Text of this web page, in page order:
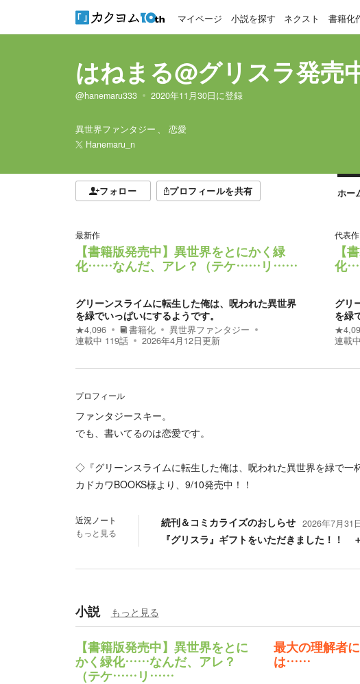
マイページ 小説を探す ネクスト 書籍化
はねまる@グリスラ発売
@hanemaru333 2020年11月30日に登録
異世界ファンタジー
恋愛
Hanemaru_n
フォロー プロフィールを共有 ホー
最新作
【書籍版発売中】異世界をとにかく緑
化……なんだ、アレ？（テケ……リ……
グリーンスライムに転生した俺は、呪われた異世界
を緑でいっぱいにするようです。
★4,096 書籍化
異世界ファンタジー
連載中 119話 2026年4月12日更新
代表作
【
化
グリ
を緑
★
連載中
プロフィール
ファンタジースキー。
でも、書いてるのは恋愛です。
◇『グリーンスライムに転生した俺は、呪われた異世界を緑で一
カドカワBOOKS様より、9/10発売中！！
近況ノート
もっと見る
続刊＆コミカライズのおしらせ 2026年7月31
『グリスラ』ギフトをいただきました！！
小説 もっと見る
【書籍版発売中】異世界をとに
かく緑化……なんだ、アレ？
（テケ……リ……
最大の理解者
は……